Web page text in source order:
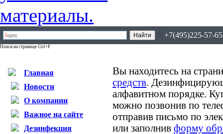
+7(495)225-57-
Поиск на странице Ctrl+F
Главная
Новости
О компании
Важное на сайте
Дезинфекция
Вы находитесь на
средств.
алфавитном порядке.
можно позвонив по
отправив письмо по
или заполнив форму